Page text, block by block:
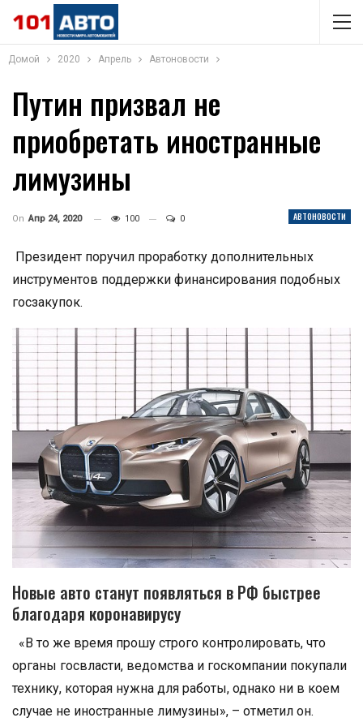
Домой 2020 Апрель Автоновости
Путин призвал не
приобретать иностранные
лимузины
АВТОНОВОСТИ
On Апр 24, 2020 100 0
Президент поручил проработку дополнительных
инструментов поддержки финансирования подобных
госзакупок.
Новые авто станут появляться в РФ быстрее
благодаря коронавирусу
«В то же время прошу строго контролировать, что
органы госвласти, ведомства и госкомпании покупали
технику, которая нужна для работы, однако ни в коем
случае не иностранные лимузины», – отметил он.